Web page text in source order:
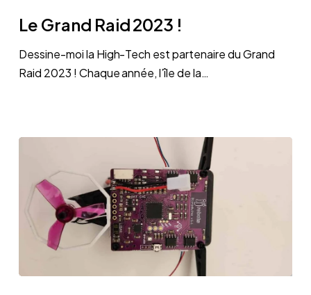
Grand
Raid
2023
!
Le Grand Raid 2023 !
Dessine-moi la High-Tech est partenaire du Grand
Raid 2023 ! Chaque année, l’île de la…